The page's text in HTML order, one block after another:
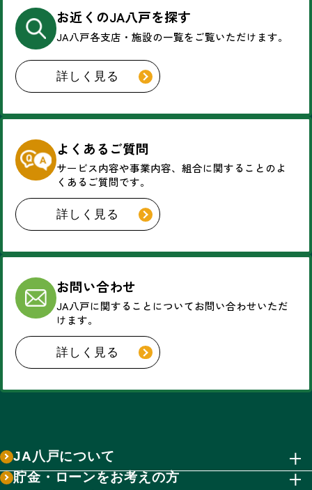
お近くのJA八戸を探す
JA八戸各支店・施設の一覧をご覧いただけます。
詳しく見る
よくあるご質問
サービス内容や事業内容、組合に関することのよ
くあるご質問です。
詳しく見る
お問い合わせ
JA八戸に関することについてお問い合わせいただ
けます。
詳しく見る
JA八戸について
貯金・ローンをお考えの方